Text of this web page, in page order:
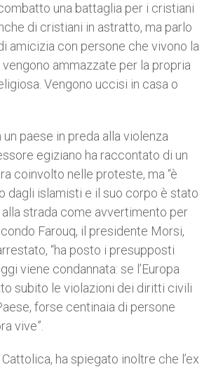
una battaglia per i cristiani
di cristiani in astratto, ma parlo
amicizia con persone che vivono la
ammazzate per la propria
Vengono uccisi in casa o
paese in preda alla violenza
egiziano ha raccontato di un
coinvolto nelle proteste, ma “è
dagli islamisti e il suo corpo è stato
strada come avvertimento per
Farouq, il presidente Morsi,
“ha posto i presupposti
viene condannata: se l’Europa
subito le violazioni dei diritti civili
forse centinaia di persone
vive”.
ha spiegato inoltre che l’ex